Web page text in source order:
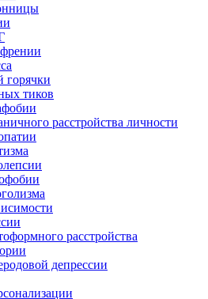
горячки
тиков
расстройства личности
расстройства
депрессии